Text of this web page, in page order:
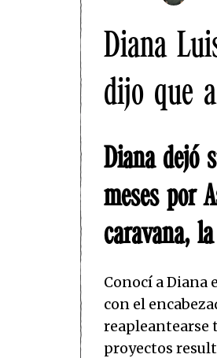
Diana
dijo que
Diana dejó
meses por
caravana,
Conocí a Diana
con el
reapleantearse
proyectos